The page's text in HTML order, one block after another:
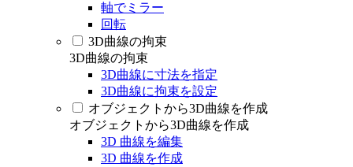
軸でミラー
回転
3D曲線の拘束
3D曲線の拘束
3D曲線に寸法を指定
3D曲線に拘束を設定
オブジェクトから3D曲線を作成
オブジェクトから3D曲線を作成
3D 曲線を編集
3D 曲線を作成